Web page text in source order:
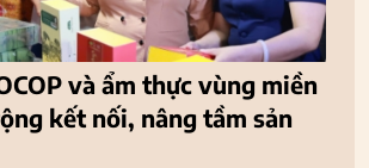
và ẩm thực vùng miền
kết nối, nâng tầm sản